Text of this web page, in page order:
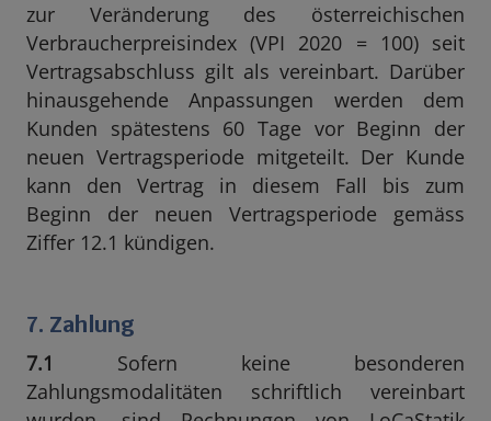
zur Veränderung des österreichischen
Verbraucherpreisindex (VPI 2020 = 100) seit
Vertragsabschluss gilt als vereinbart. Darüber
hinausgehende Anpassungen werden dem
Kunden spätestens 60 Tage vor Beginn der
neuen Vertragsperiode mitgeteilt. Der Kunde
kann den Vertrag in diesem Fall bis zum
Beginn der neuen Vertragsperiode gemäss
Ziffer 12.1 kündigen.
7. Zahlung
7.1
Sofern keine besonderen
Zahlungsmodalitäten schriftlich vereinbart